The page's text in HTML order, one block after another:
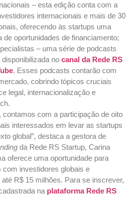
– esta edição conta com a
internacionais e mais de 30
oferecendo às startups uma
de oportunidades de financiamento;
– uma série de podcasts
no canal da Rede RS
. Esses podcasts contarão com
cobrindo tópicos cruciais
legal, internacionalização e
contamos com a participação de oito
interessados em levar as startups
global”, destaca a gestora de
da Rede RS Startup, Carina
oferece uma oportunidade para
investidores globais e
R$ 15 milhões. Para se inscrever,
na plataforma Rede RS